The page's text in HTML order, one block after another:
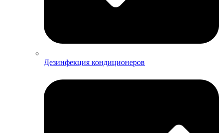
Дезинфекция кондиционеров